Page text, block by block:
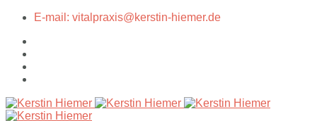
E-mail: vitalpraxis@kerstin-hiemer.de